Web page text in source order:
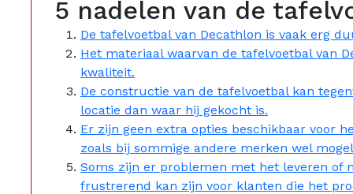
5 nadelen van de
De tafelvoetbal van Decathlon is vaak erg
Het materiaal waarvan de tafelvoetbal van
kwaliteit.
De constructie van de tafelvoetbal kan
locatie dan waar hij gekocht is.
Er zijn geen extra opties beschikbaar voor
zoals bij sommige andere merken wel
Soms zijn er problemen met het leveren of
frustrerend kan zijn voor klanten die het